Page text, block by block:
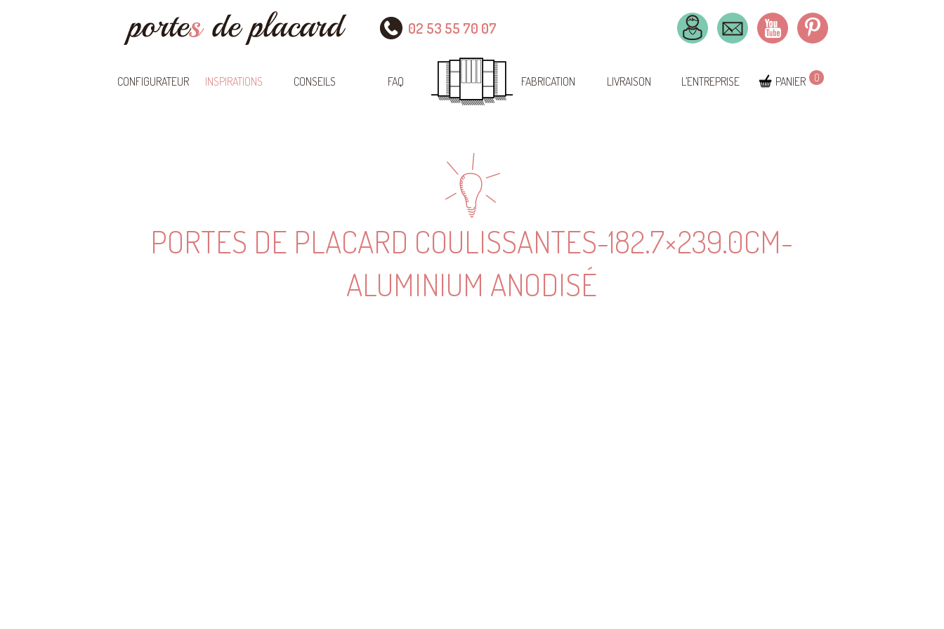
02 53 55 70 07
CONFIGURATEUR INSPIRATIONS CONSEILS FAQ FABRICATION LIVRAISON L’ENTREPRISE PANIER 0
PORTES DE PLACARD COULISSANTES-182.7×239.0CM-
ALUMINIUM ANODISÉ